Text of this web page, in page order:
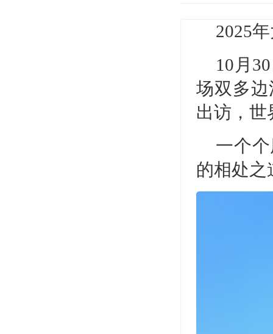
2025
10月
场双多
出访，世
一个
的相处之